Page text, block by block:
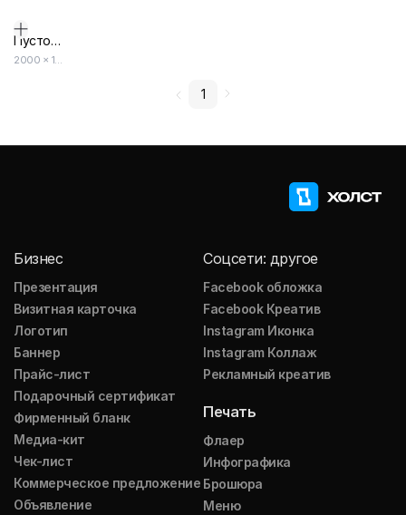
Пустой дизайн-макет
2000 × 1414
1
Бизнес
Презентация
Визитная карточка
Логотип
Баннер
Прайс-лист
Подарочный сертификат
Фирменный бланк
Медиа-кит
Чек-лист
Коммерческое предложение
Объявление
Соцсети: другое
Facebook обложка
Facebook Креатив
Instagram Иконка
Instagram Коллаж
Рекламный креатив
Печать
Флаер
Инфографика
Брошюра
Меню